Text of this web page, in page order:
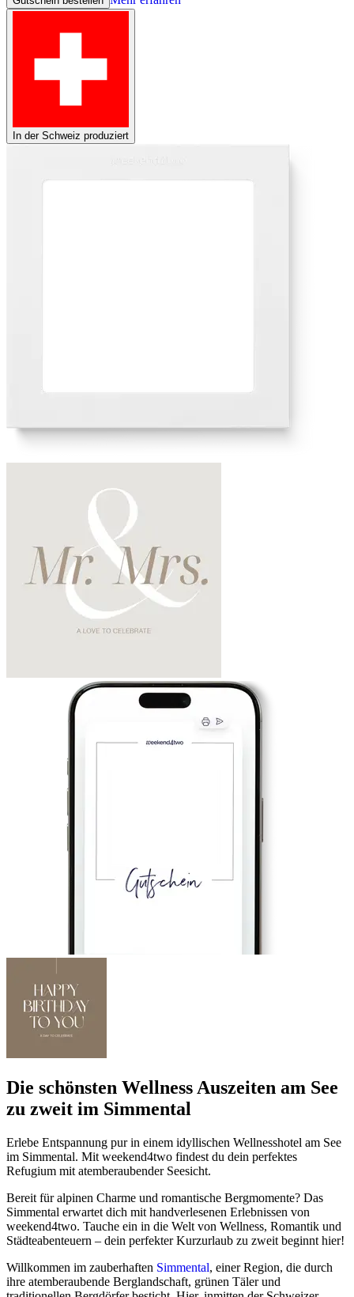
In der Schweiz produziert
Die schönsten Wellness Auszeiten am See
zu zweit im Simmental
Erlebe Entspannung pur in einem idyllischen Wellnesshotel am See
im Simmental. Mit weekend4two findest du dein perfektes
Refugium mit atemberaubender Seesicht.
Bereit für alpinen Charme und romantische Bergmomente? Das
Simmental erwartet dich mit handverlesenen Erlebnissen von
weekend4two. Tauche ein in die Welt von Wellness, Romantik und
Städteabenteuern – dein perfekter Kurzurlaub zu zweit beginnt hier!
Willkommen im zauberhaften Simmental, einer Region, die durch
ihre atemberaubende Berglandschaft, grünen Täler und